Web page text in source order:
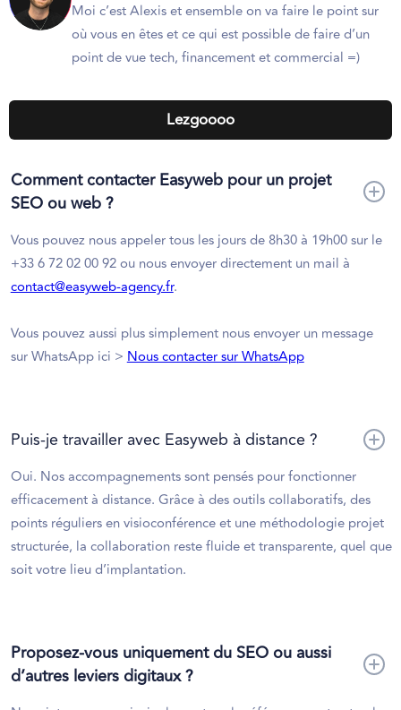
Moi c’est Alexis et ensemble on va faire le point sur
où vous en êtes et ce qui est possible de faire d’un
point de vue tech, financement et commercial =)
Lezgoooo
Comment contacter Easyweb pour un projet
SEO ou web ?
Vous pouvez nous appeler tous les jours de 8h30 à 19h00 sur le
+33 6 72 02 00 92 ou nous envoyer directement un mail à
contact@easyweb-agency.fr.
Vous pouvez aussi plus simplement nous envoyer un message
sur WhatsApp ici >Nous contacter sur WhatsApp
Puis-je travailler avec Easyweb à distance ?
Oui. Nos accompagnements sont pensés pour fonctionner
efficacement à distance. Grâce à des outils collaboratifs, des
points réguliers en visioconférence et une méthodologie projet
structurée, la collaboration reste fluide et transparente, quel que
soit votre lieu d’implantation.
Proposez-vous uniquement du SEO ou aussi
d’autres leviers digitaux ?